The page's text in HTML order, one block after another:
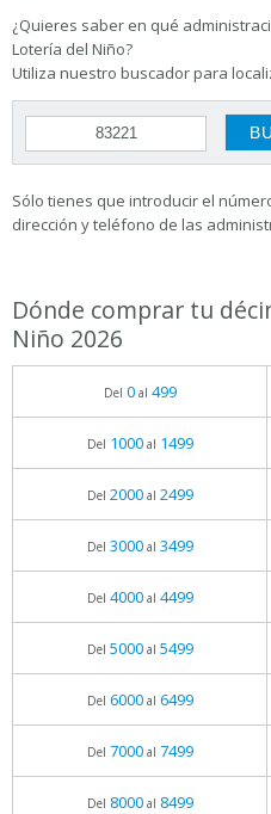
¿Quieres saber en qué
Lotería del Niño?
Utiliza nuestro buscador para
Sólo tienes que introducir el
dirección y teléfono de las
Dónde comprar tu
Niño 2026
Del 0al 499
Del 1000al 1499
Del 2000al 2499
Del 3000al 3499
Del 4000al 4499
Del 5000al 5499
Del 6000al 6499
Del 7000al 7499
Del 8000al 8499